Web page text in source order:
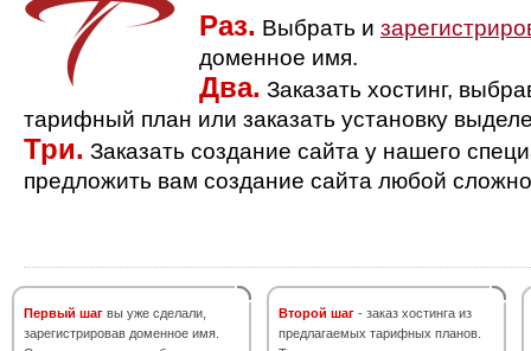
Раз. Выбрать и
доменное имя.
Два. Заказать хостинг,
тарифный план или заказать установку
Три. Заказать создание сайта у нашего
предложить вам создание сайта любой
Первый шаг вы уже сделали,
зарегистрировав доменное имя.
Второй шаг - заказ хостинга из
предлагаемых тарифных планов.